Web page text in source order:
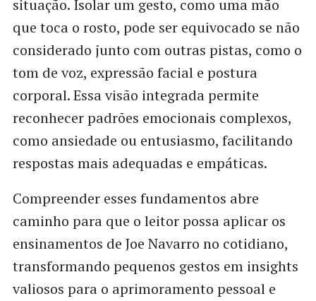
situação. Isolar um gesto, como uma mão
que toca o rosto, pode ser equivocado se não
considerado junto com outras pistas, como o
tom de voz, expressão facial e postura
corporal. Essa visão integrada permite
reconhecer padrões emocionais complexos,
como ansiedade ou entusiasmo, facilitando
respostas mais adequadas e empáticas.
Compreender esses fundamentos abre
caminho para que o leitor possa aplicar os
ensinamentos de Joe Navarro no cotidiano,
transformando pequenos gestos em insights
valiosos para o aprimoramento pessoal e